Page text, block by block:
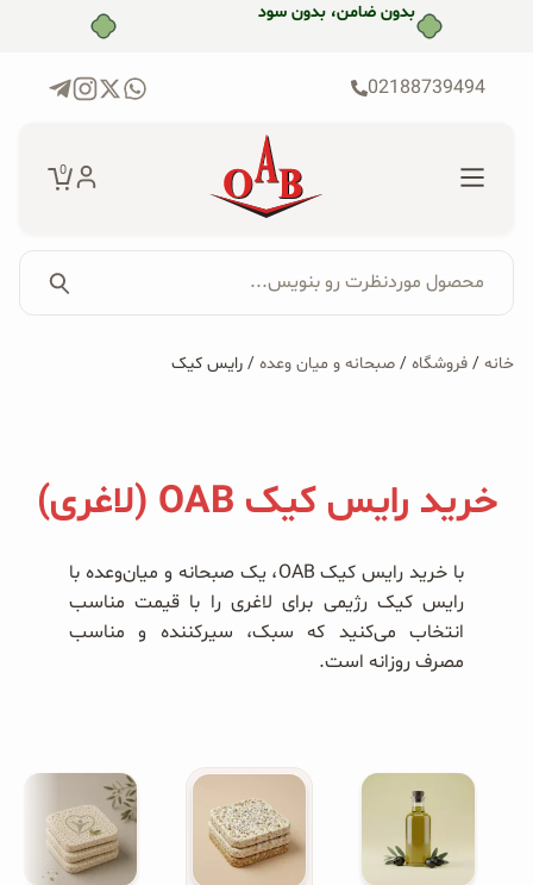
بدون ضامن، بدون سود
02188739494
0
برای:
جستجو...
پکیج‌ها
پودر کیک جو دوسر
شیرین کننده های طبیعی
کینوا
ترشی و شور
محصول موردنظرت رو بنویس...
خانه / فروشگاه / صبحانه و میان وعده / رایس کیک
خرید رایس کیک OAB (لاغری)
با خرید رایس کیک OAB، یک صبحانه و میان‌وعده با
رایس کیک رژیمی برای لاغری را با قیمت مناسب
انتخاب می‌کنید که سبک، سیرکننده و مناسب
مصرف روزانه است.